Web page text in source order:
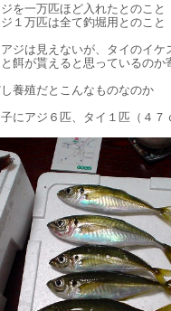
を一万匹ほど入れたとのこと
１万匹は全て釣堀用とのこと
ジは見えないが、タイのイ
餌が貰えると思っているの
養殖だとこんなものなのか
にアジ６匹、タイ１匹（４